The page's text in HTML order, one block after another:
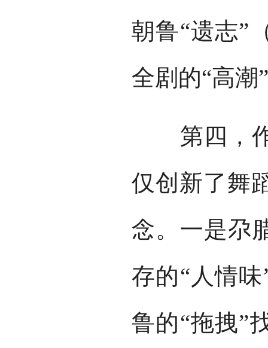
朝鲁“遗志”
全剧的“高潮
第四，作
仅创新了舞
念。一是尕
存的“人情
鲁的“拖拽”